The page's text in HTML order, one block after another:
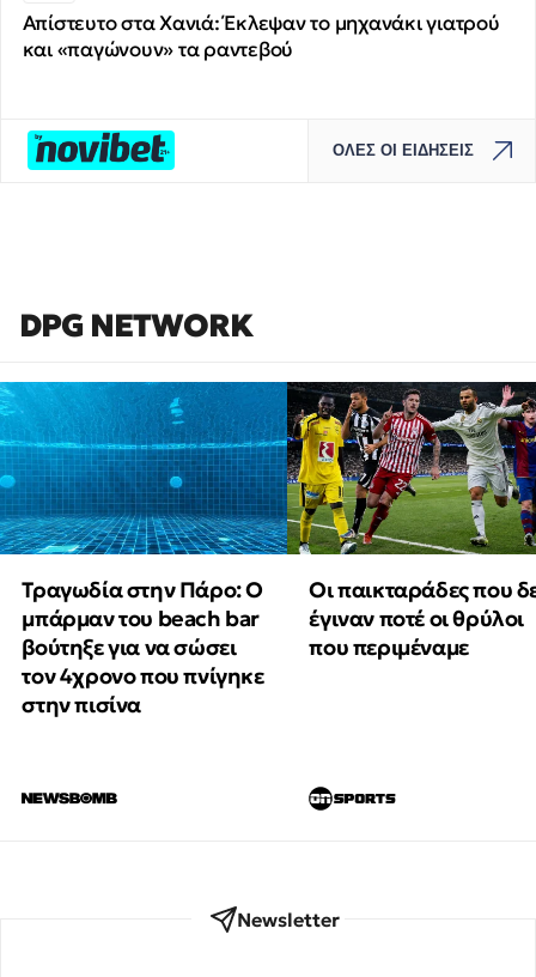
Απίστευτο στα Χανιά: Έκλεψαν το μηχανάκι γιατρού
και «παγώνουν» τα ραντεβού
ΟΛΕΣ ΟΙ ΕΙΔΗΣΕΙΣ
DPG NETWORK
Τραγωδία στην Πάρο: Ο
μπάρμαν του beach bar
βούτηξε για να σώσει
τον 4χρονο που πνίγηκε
στην πισίνα
Οι παικταράδες που
έγιναν ποτέ οι θρύλοι
που περιμέναμε
Newsletter